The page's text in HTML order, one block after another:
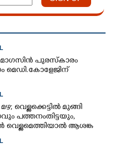
പുരസ്കാരം
മെഡി.കോളേജിന്
വെള്ളക്കെട്ടിൽ മുങ്ങി
പത്തനംതിട്ടയും,
വെള്ളമെത്തിയാൽ ആശങ്ക